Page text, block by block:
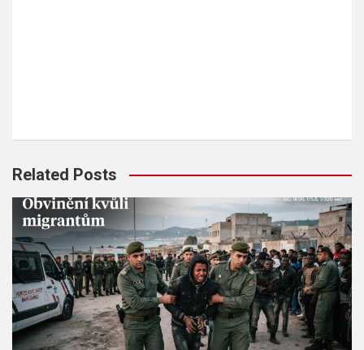
Related Posts